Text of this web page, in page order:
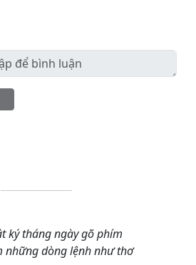
ký tháng ngày gõ phím
những dòng lệnh như thơ